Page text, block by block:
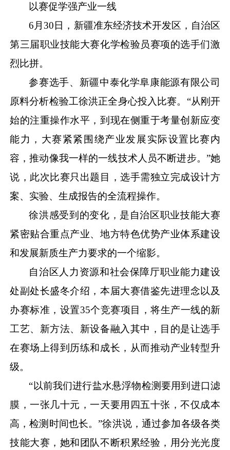
以赛促学强产业一线
6月30日，新疆准东经济技术开发区，自治区
第三届职业技能大赛化学检验员赛项的选手们激
烈比拼。
参赛选手、新疆中泰化学阜康能源有限公司
原料分析检验工徐洪正全身心投入比赛。 “从刚开
始的注重操作水平，到现在侧重于考量创新应变
能力，大赛紧紧围绕产业发展实际设置比赛内
容，推动像我一样的一线技术人员不断进步。”她
说，此次比赛只出题目，选手需独立完成设计方
案、实验、生成报告的全流程操作。
徐洪感受到的变化，是自治区职业技能大赛
紧密贴合重点产业、地方特色优势产业体系建设
和发展新质生产力要求的一个缩影。
自治区人力资源和社会保障厅职业能力建设
处副处长盛冬介绍，本届大赛借鉴先进理念以及
办赛标准，设置35个竞赛项目，将生产一线的新
工艺、新方法、新设备融入其中，目的是让选手
在赛场上得到历练和成长，从而推动产业转型升
级。
“以前我们进行盐水悬浮物检测要用到进口滤
膜，一张几十元，一天要用四五十张，不仅成本
高，检测时间也长。”徐洪说，通过参加各级各类
技能大赛，她和团队不断积累经验，用分光光度